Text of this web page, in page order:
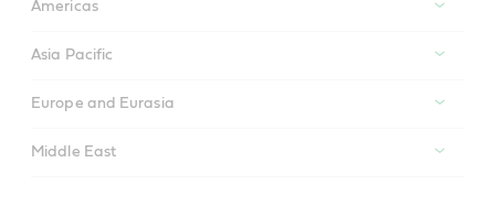
Americas
Asia Pacific
Europe and Eurasia
Middle East